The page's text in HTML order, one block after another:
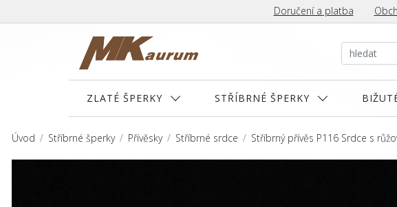
Doručení a platba
ZLATÉ ŠPERKY STŘÍBRNÉ ŠPERKY
Úvod Stříbrné šperky Přívěsky Stříbrné srdce Stříbrný přívěs P116 Srdce s